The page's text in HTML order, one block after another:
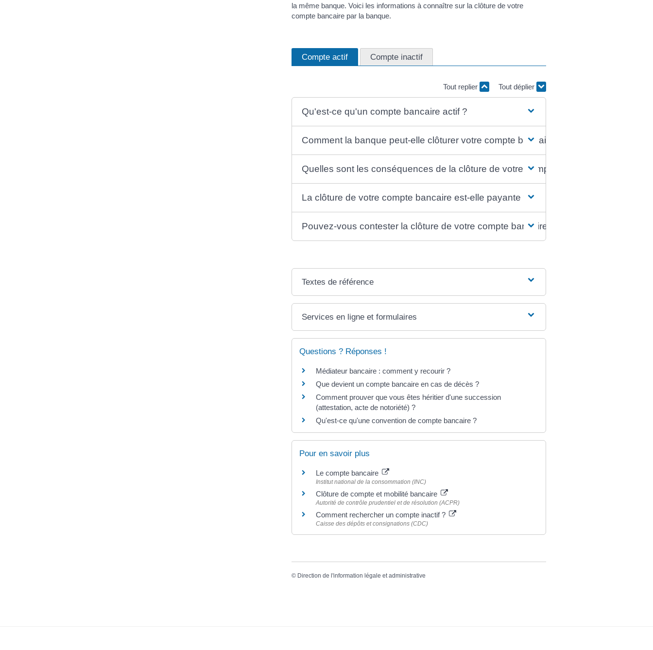
la même banque. Voici les informations à connaître sur la clôture de votre
compte bancaire par la banque.
Compte actif Compte inactif
Tout replier Tout déplier
Qu'est-ce qu'un compte bancaire actif ?
Comment la banque peut-elle clôturer votre compte bancaire ?
Quelles sont les conséquences de la clôture de votre compte bancaire ?
La clôture de votre compte bancaire est-elle payante ?
Pouvez-vous contester la clôture de votre compte bancaire ?
Textes de référence
Services en ligne et formulaires
Questions ? Réponses !
Médiateur bancaire : comment y recourir ?
Que devient un compte bancaire en cas de décès ?
Comment prouver que vous êtes héritier d'une succession
(attestation, acte de notoriété) ?
Qu'est-ce qu'une convention de compte bancaire ?
Pour en savoir plus
Le compte bancaire
Institut national de la consommation (INC)
Clôture de compte et mobilité bancaire
Autorité de contrôle prudentiel et de résolution (ACPR)
Comment rechercher un compte inactif ?
Caisse des dépôts et consignations (CDC)
© Direction de l'information légale et administrative